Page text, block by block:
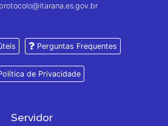
Perguntas Frequentes
de Privacidade
Servidor